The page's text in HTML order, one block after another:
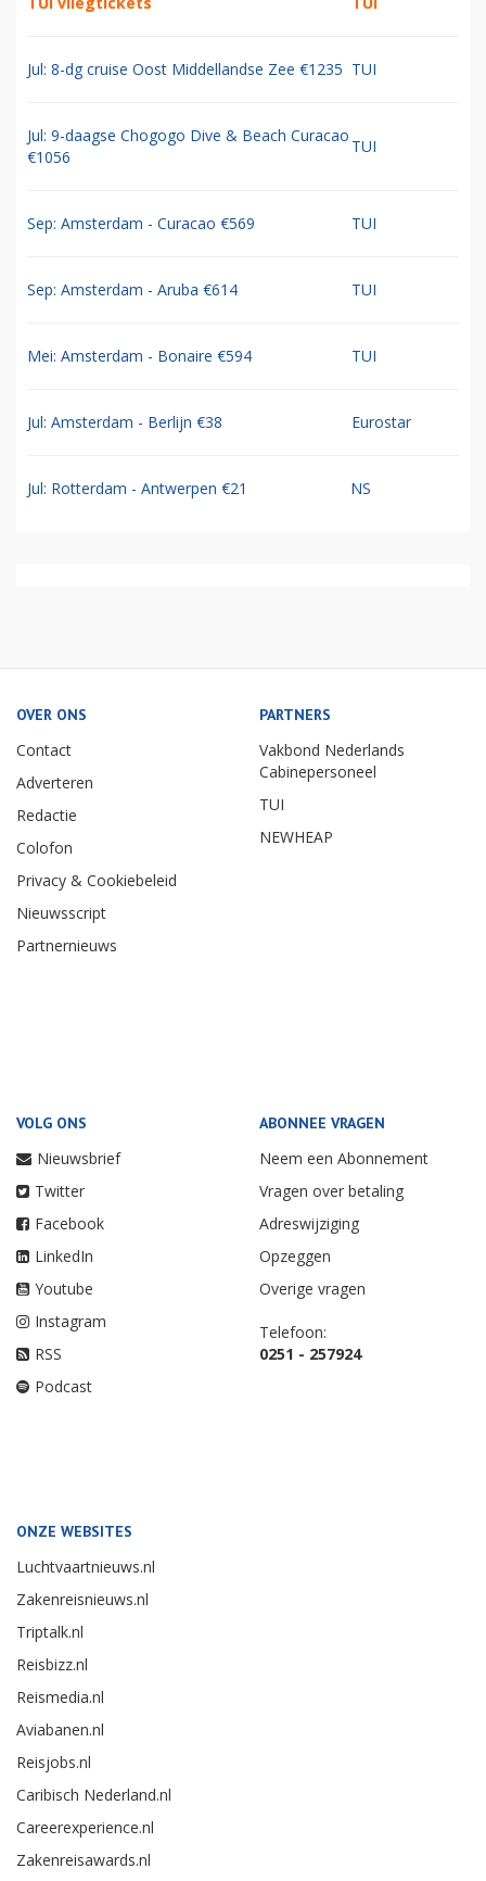
Jul: 8-dg cruise Oost Middellandse Zee €1235 TUI
Jul: 9-daagse Chogogo Dive & Beach Curacao
€1056
TUI
Sep: Amsterdam - Curacao €569 TUI
Sep: Amsterdam - Aruba €614 TUI
Mei: Amsterdam - Bonaire €594 TUI
Jul: Amsterdam - Berlijn €38 Eurostar
Jul: Rotterdam - Antwerpen €21 NS
OVER ONS
Contact
Adverteren
Redactie
Colofon
Privacy & Cookiebeleid
Nieuwsscript
Partnernieuws
PARTNERS
Vakbond Nederlands
Cabinepersoneel
TUI
NEWHEAP
VOLG ONS
Nieuwsbrief
Twitter
Facebook
LinkedIn
Youtube
Instagram
RSS
Podcast
ABONNEE VRAGEN
Neem een Abonnement
Vragen over betaling
Adreswijziging
Opzeggen
Overige vragen
Telefoon:
0251 - 257924
ONZE WEBSITES
Luchtvaartnieuws.nl
Zakenreisnieuws.nl
Triptalk.nl
Reisbizz.nl
Reismedia.nl
Aviabanen.nl
Reisjobs.nl
Caribisch Nederland.nl
Careerexperience.nl
Zakenreisawards.nl